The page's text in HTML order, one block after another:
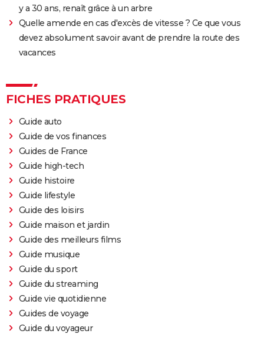
y a 30 ans, renaît grâce à un arbre
Quelle amende en cas d'excès de vitesse ? Ce que vous
devez absolument savoir avant de prendre la route des
vacances
FICHES PRATIQUES
Guide auto
Guide de vos finances
Guides de France
Guide high-tech
Guide histoire
Guide lifestyle
Guide des loisirs
Guide maison et jardin
Guide des meilleurs films
Guide musique
Guide du sport
Guide du streaming
Guide vie quotidienne
Guides de voyage
Guide du voyageur